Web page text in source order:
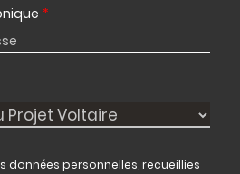
*
données personnelles, recueillies